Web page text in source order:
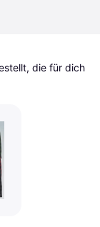
die für dich